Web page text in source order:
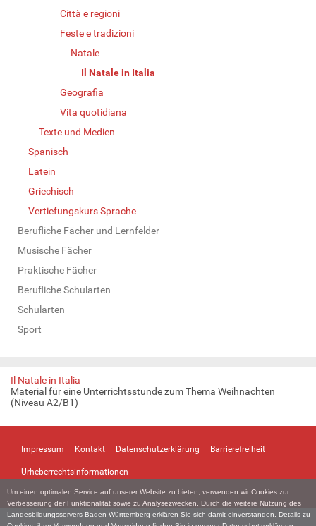
Um einen optimalen Service auf unserer Website zu bieten, verwenden wir Cookies zur
Verbesserung der Funktionalität sowie zu Analysezwecken. Durch die weitere Nutzung des
Landesbildungsservers Baden-Württemberg erklären Sie sich damit einverstanden. Details zu
Città e regioni
Feste e tradizioni
Natale
Il Natale in Italia
Geografia
Vita quotidiana
Texte und Medien
Spanisch
Latein
Griechisch
Vertiefungskurs Sprache
Berufliche Fächer und Lernfelder
Musische Fächer
Praktische Fächer
Berufliche Schularten
Schularten
Sport
Il Natale in Italia
Material für eine Unterrichtsstunde zum Thema Weihnachten
(Niveau A2/B1)
Impressum Kontakt Datenschutzerklärung Barrierefreiheit
Urheberrechtsinformationen